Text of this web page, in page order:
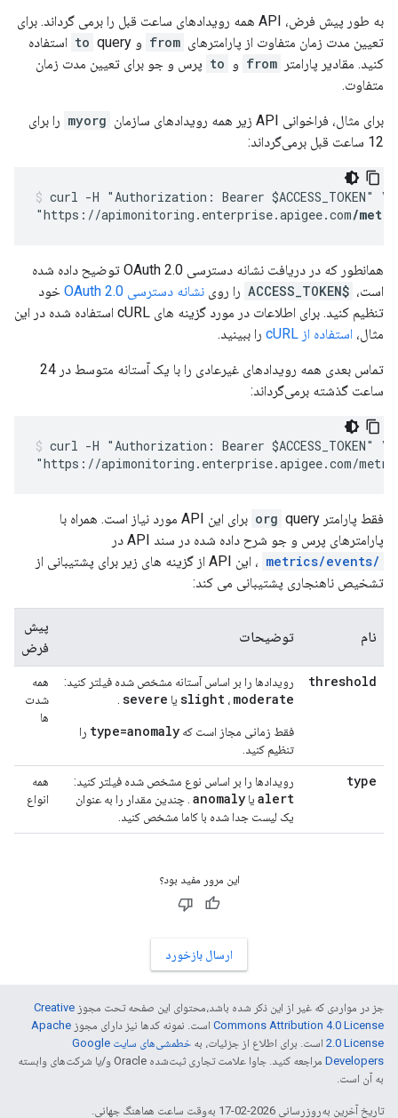
به طور پیش فرض، API همه رویدادهای ساعت قبل را برمی گرداند. برای
تعیین مدت زمان متفاوت از پارامترهای from و to query استفاده
کنید. مقادیر پارامتر from و to پرس و جو برای تعیین مدت زمان
متفاوت.
برای مثال، فراخوانی API زیر همه رویدادهای سازمان myorg را برای
12 ساعت قبل برمی‌گرداند:
curl -H "Authorization: Bearer $ACCESS_TOKEN" \
"https://apimonitoring.enterprise.apigee.com/
همانطور که در دریافت نشانه دسترسی OAuth 2.0 توضیح داده شده
است، $ACCESS_TOKEN را روی نشانه دسترسی OAuth 2.0
خود
تنظیم کنید. برای اطلاعات در مورد گزینه های cURL استفاده شده در این
مثال، استفاده از cURL را ببینید.
تماس بعدی همه رویدادهای غیرعادی را با یک آستانه متوسط ​​در 24
ساعت گذشته برمی‌گرداند:
curl -H "Authorization: Bearer $ACCESS_TOKEN" \
"https://apimonitoring.enterprise.apigee.com/
فقط پارامتر org
query برای این API مورد نیاز است. همراه با
پارامترهای پرس و جو شرح داده شده در سند API در
/metrics/events
، این API از گزینه های زیر برای پشتیبانی از
تشخیص ناهنجاری پشتیبانی می کند:
نام توضیحات
پیش
فرض
threshold
رویدادها را بر اساس آستانه مشخص شده فیلتر کنید:
slight ، moderate ​​یا severe
فقط زمانی مجاز است که type=anomaly را
تنظیم کنید.
همه
شدت
ها
type رویدادها را بر اساس نوع مشخص شده فیلتر کنید:
alert یا anomaly . چندین مقدار را به عنوان
یک لیست جدا شده با کاما مشخص کنید.
همه
انواع
این مرور مفید بود؟
ارسال بازخورد
جز در مواردی که غیر از این ذکر شده باشد،‌محتوای این صفحه تحت مجوز Creative
Commons Attribution 4.0 License است. نمونه کدها نیز دارای مجوز Apache
2.0 License است. برای اطلاع از جزئیات، به
خطمشی‌های سایت Google
Developers‏
مراجعه کنید. جاوا علامت تجاری ثبت‌شده Oracle و/یا شرکت‌های وابسته
به آن است.
تاریخ آخرین به‌روزرسانی 2026-02-17 به‌وقت ساعت هماهنگ جهانی.